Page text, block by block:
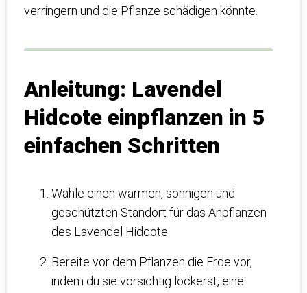
verringern und die Pflanze schädigen könnte.
Anleitung: Lavendel
Hidcote einpflanzen in 5
einfachen Schritten
Wähle einen warmen, sonnigen und
geschützten Standort für das Anpflanzen
des Lavendel Hidcote.
Bereite vor dem Pflanzen die Erde vor,
indem du sie vorsichtig lockerst, eine